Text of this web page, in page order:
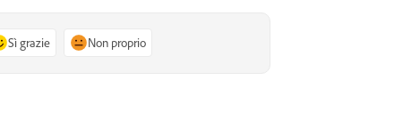
Sì grazie Non proprio